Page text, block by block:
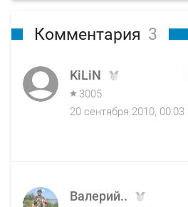
Комментария 3
KiLiN
3005
20 сентября 2010, 00:03
Валерий..